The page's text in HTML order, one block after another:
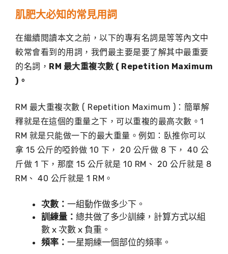
肌肥大必知的常見用詞
在繼續閱讀本文之前，以下的專有名詞是等等內文中
較常會看到的用詞，我們最主要是要了解其中最重要
的名詞， RM 最大重複次數 ( Repetition Maximum
)。
RM 最大重複次數 ( Repetition Maximum )：簡單解
釋就是在這個的重量之下，可以重複的最高次數。1
RM 就是只能做一下的最大重量。例如：臥推你可以
拿 15 公斤的啞鈴做 10 下， 20 公斤做 8 下， 40 公
斤做 1 下，那麼 15 公斤就是 10 RM、 20 公斤就是 8
RM、 40 公斤就是 1 RM。
次數： 一組動作做多少下。
訓練量： 總共做了多少訓練，計算方式以組
數 x 次數 x 負重。
頻率： 一星期練一個部位的頻率。